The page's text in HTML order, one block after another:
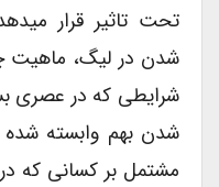
تحت تاثیر قرار
شدن در لیگ، ماهیت
شرایطی که در عصری
شدن بهم وابسته شده
مشتمل بر کسانی که در